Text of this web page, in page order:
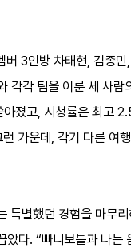
버 3인방 차태현, 김종
각각 팀을 이룬 세 사
졌고, 시청률은 최고
가운데, 각기 다른 여
별했던 경험을 마무
다. “빠니보틀과 나